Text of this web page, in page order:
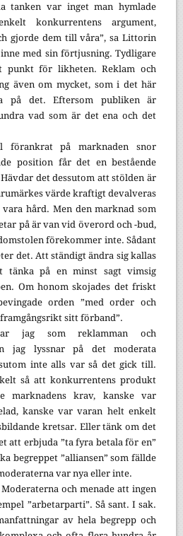
tanken var inget man hymlade
konkurrentens argument,
gjorde dem till våra”, sa Littorin
med sin förtjusning. Tydligare
punkt för likheten. Reklam och
även om mycket, som i det här
på det. Eftersom publiken är
vad som är det ena och det
förankrat på marknaden snor
position får det en bestående
det dessutom att stölden är
värde kraftigt devalveras
hård. Men den marknad som
på är van vid överord och -bud,
förekommer inte. Sådant
det. Att ständigt ändra sig kallas
tänka på en minst sagt vimsig
Om honom skojades det friskt
orden ”med order och
sitt förband”.
jag som reklamman och
jag lyssnar på det moderata
inte alls var så det gick till.
så att konkurrentens produkt
marknadens krav, kanske var
kanske var varan helt enkelt
kretsar. Eller tänk om det
att erbjuda ”ta fyra betala för en”
begreppet ”alliansen” som fällde
var nya eller inte.
och menade att ingen
”arbetarparti”. Så sant. I sak.
av hela begrepp och